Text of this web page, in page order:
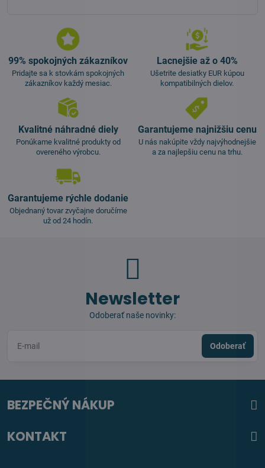
99% spokojných zákazníkov
Pridajte sa k stovkám spokojných
zákazníkov každý mesiac.
Lacnejšie až o 40%
Ušetrite desiatky EUR kúpou
kompatibilných dielov.
Kvalitné náhradné diely
Ponúkame kvalitné produkty od
overeného výrobcu.
Garantujeme najnižšiu cenu
U nás nakúpite vždy najvýhodnejšie
a za najlepšiu cenu na trhu.
Garantujeme rýchle dodanie
Objednaný tovar zvyčajne doručíme
už od 24 hodín.
Newsletter
Odoberať naše novinky:
Odoberať
BEZPEČNÝ NÁKUP
KONTAKT